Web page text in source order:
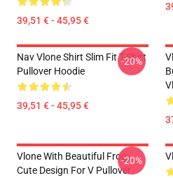
39,51 € - 45,95 €
Nav Vlone Shirt Slim Fit T-Shirt
Pullover Hoodie
39,51 € - 45,95 €
-20%
Vlone With Beautiful Frog ,
Cute Design For V Pullover
-20%